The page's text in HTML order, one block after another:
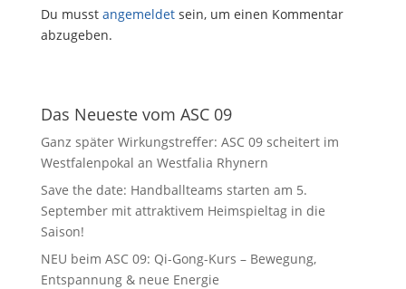
Du musst angemeldetsein, um einen Kommentar
abzugeben.
Das Neueste vom ASC 09
Ganz später Wirkungstreffer: ASC 09 scheitert im
Westfalenpokal an Westfalia Rhynern
Save the date: Handballteams starten am 5.
September mit attraktivem Heimspieltag in die
Saison!
NEU beim ASC 09: Qi-Gong-Kurs – Bewegung,
Entspannung & neue Energie